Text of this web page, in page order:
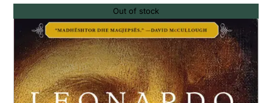
Out of stock